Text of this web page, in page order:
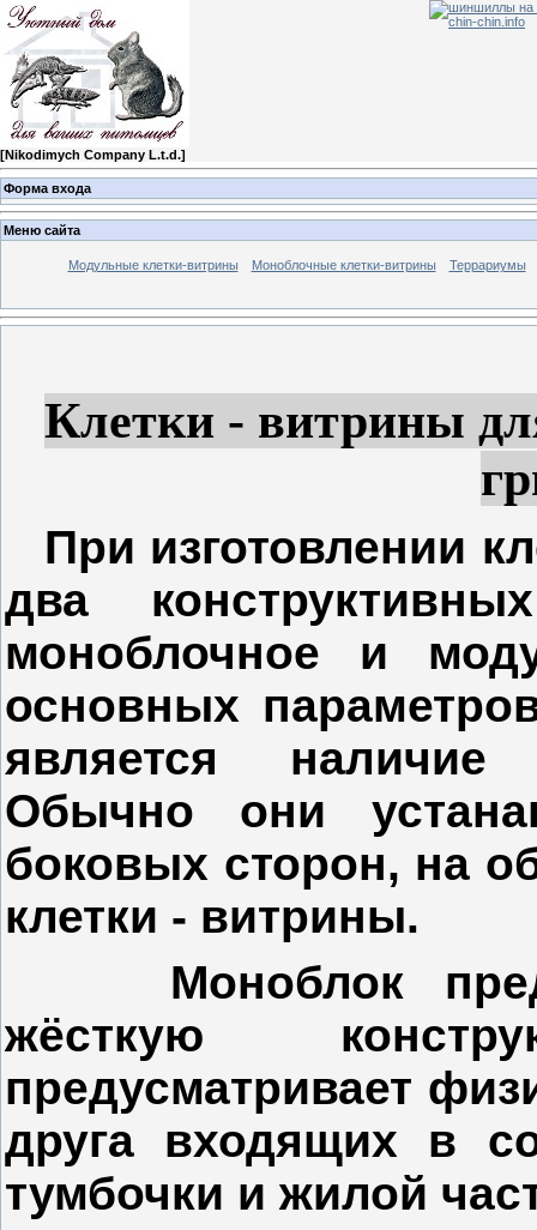
[Nikodimych Company L.t.d.]
Форма входа
Меню сайта
Модульные клетки-витрины Моноблочные клетки-витрины Террариумы
Клетки - витрины
При изготовлении
два
моноблочное и
основных
является наличие
Обычно они
боковых сторон, на
клетки - витрины.
Моноблок
жёсткую
предусматривает
друга входящих в
тумбочки и жилой